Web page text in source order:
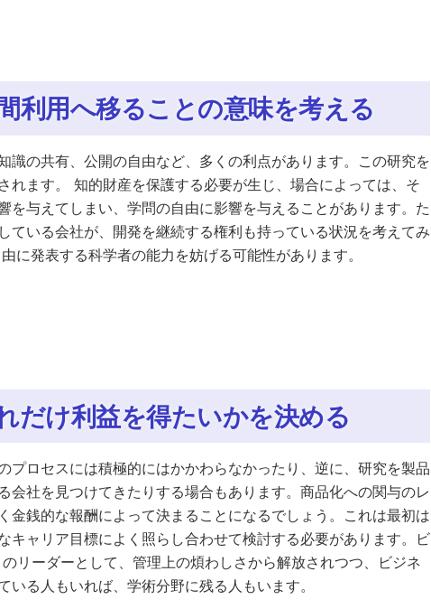
利用へ移ることの意味を考える
識の共有、公開の自由など、多くの利点があります。この研究を
れます。 知的財産を保護する必要が生じ、場合によっては、そ
を与えてしまい、学問の自由に影響を与えることがあります。た
ている会社が、開発を継続する権利も持っている状況を考えてみ
に発表する科学者の能力を妨げる可能性があります。
だけ利益を得たいかを決める
プロセスには積極的にはかかわらなかったり、逆に、研究を製品
会社を見つけてきたりする場合もあります。商品化への関与のレ
金銭的な報酬によって決まることになるでしょう。これは最初は
キャリア目標によく照らし合わせて検討する必要があります。ビ
リーダーとして、管理上の煩わしさから解放されつつ、ビジネ
る人もいれば、学術分野に残る人もいます。